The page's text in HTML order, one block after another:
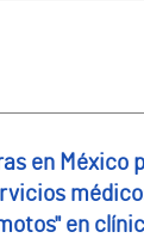
en México
en